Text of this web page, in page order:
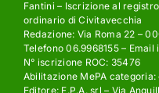
Fantini – Iscrizione al
ordinario di Civitavecchia
Redazione: Via Roma 22 –
Telefono 06.9968155 –
N° iscrizione ROC: 35476
Abilitazione MePA
Editore: F.P.A. srl – Via